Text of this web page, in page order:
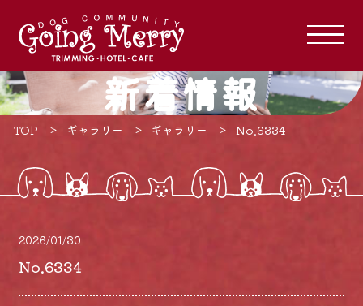
新着情報
TOP ギャラリー ギャラリー No.6334
2026/01/30
No.6334